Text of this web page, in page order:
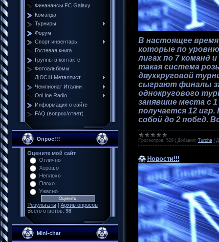
Финанансы FC Galaxy
Команда
Турниры
Форум
Спорт инвентарь
Гостевая книга
Группы в контакте
Фотоальбомы
ДЮСШ Металлист
Чемпионат Италии
ОnLine Radio
Информация о сайте
FAQ (вопрос/ответ)
Опрос!!!
Оцените мой сайт
Отлично
Хорошо
Неплохо
Плохо
Ужасно
Результаты | Архив опросов
Всего ответов: 98
Mini-chat
В настоящее время
которые по
лигах по 7 команд
такая система
двухкруговой
сыграют финалы
однокругового
занявшие места с
получается 12
собой до 2 побед.
Просмотров: 529 Добавил: Turcha
Новости!!!